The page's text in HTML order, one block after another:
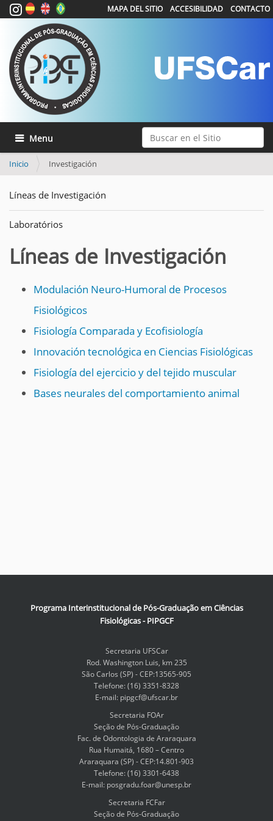
Búsqueda Avanzada…
MAPA DEL SITIO ACCESIBILIDAD CONTACTO
Mostrar/Ocultar navegación
Inicio Investigación
Líneas de Investigación
Laboratórios
Líneas de Investigación
Modulación Neuro-Humoral de Procesos
Fisiológicos
Fisiología Comparada y Ecofisiología
Innovación tecnológica en Ciencias Fisiológicas
Fisiología del ejercicio y del tejido muscular
Bases neurales del comportamiento animal
Programa Interinstitucional de Pós-Graduação em Ciências
Fisiológicas - PIPGCF
Secretaria UFSCar
Rod. Washington Luis, km 235
São Carlos (SP) - CEP:13565-905
Telefone: (16) 3351-8328
E-mail: pipgcf@ufscar.br
Secretaria FOAr
Seção de Pós-Graduação
Fac. de Odontologia de Araraquara
Rua Humaitá, 1680 – Centro
Araraquara (SP) - CEP:14.801-903
Telefone: (16) 3301-6438
E-mail: posgradu.foar@unesp.br
Secretaria FCFar
Seção de Pós-Graduação